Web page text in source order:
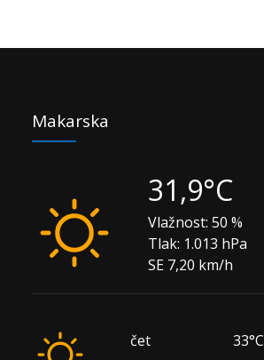
Makarska
31,9°C
Vlažnost: 50 %
Tlak: 1.013 hPa
SE 7,20 km/h
čet 33°C